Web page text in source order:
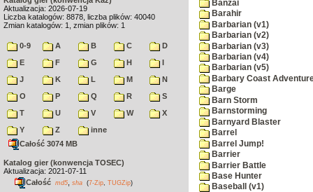
Aktualizacja: 2026-07-19
Liczba katalogów: 8878, liczba plików: 40040
Zmian katalogów: 1, zmian plików: 1
0-9 A B C
D
E
F G H
I
J
K L M
N
O
P Q R
S
T
U V W
X
Y
Z
inne
Całość 3074 MB
Katalog gier (konwencja TOSEC)
Aktualizacja: 2021-07-11
Całość md5 sha (7-Zip TUGZip)
Banzai
Barahir
Barbarian (v1)
Barbarian (v2)
Barbarian (v3)
Barbarian (v4)
Barbarian (v5)
Barbary Coast
Barge
Barn Storm
Barnstorming
Barnyard Blaster
Barrel
Barrel Jump!
Barrier
Barrier Battle
Base Hunter
Baseball (v1)